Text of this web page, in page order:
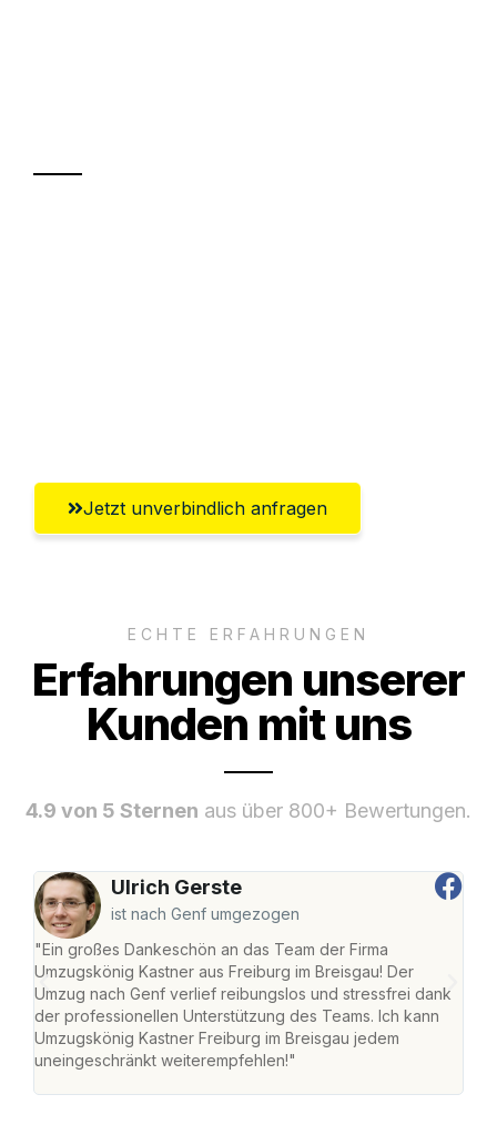
Jetzt unverbindlich anfragen
ECHTE ERFAHRUNGEN
Erfahrungen unserer
Kunden mit uns
4.9 von 5 Sternen aus über 800+ Bewertungen.
Ulrich Gerste
ist nach Genf umgezogen
"Ein großes Dankeschön an das Team der Firma
Umzugskönig Kastner aus Freiburg im Breisgau! Der
Umzug nach Genf verlief reibungslos und stressfrei dank
der professionellen Unterstützung des Teams. Ich kann
Umzugskönig Kastner Freiburg im Breisgau jedem
uneingeschränkt weiterempfehlen!"